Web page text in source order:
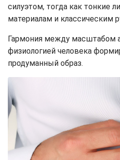
силуэтом, тогда как тонкие
материалам и классическим
Гармония между масштабом
физиологией человека
продуманный образ.